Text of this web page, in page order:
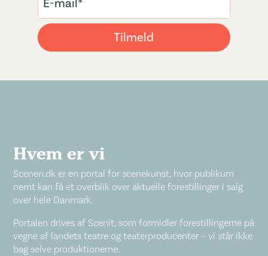
Hvem er vi
Scenen.dk er en portal for scenekunst, hvor publikum
nemt kan få et overblik over aktuelle forestillinger i salg
over hele Danmark.
Portalen drives af Scenit, som formidler forestillingerne på
vegne af landets teatre og teaterproducenter – vi står ikke
bag selve produktionerne.